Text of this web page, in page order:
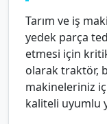
Tarım ve iş
yedek parça
etmesi için
olarak traktör,
makineleriniz
kaliteli uyumlu